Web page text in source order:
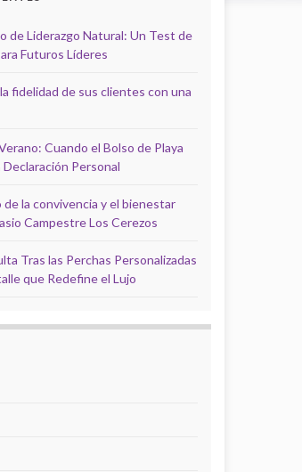
de Liderazgo Natural: Un Test de
Futuros Líderes
fidelidad de sus clientes con una
Cuando el Bolso de Playa
Personal
la convivencia y el bienestar
Campestre Los Cerezos
Tras las Perchas Personalizadas
que Redefine el Lujo